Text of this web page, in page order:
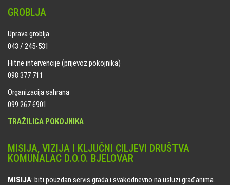
GROBLJA
Uprava groblja
043 / 245-531
Hitne intervencije (prijevoz pokojnika)
098 377 711
Organizacija sahrana
099 267 6901
TRAŽILICA POKOJNIKA
MISIJA, VIZIJA I KLJUČNI CILJEVI DRUŠTVA
KOMUNALAC D.O.O. BJELOVAR
MISIJA: biti pouzdan servis grada i svakodnevno na usluzi građanima.